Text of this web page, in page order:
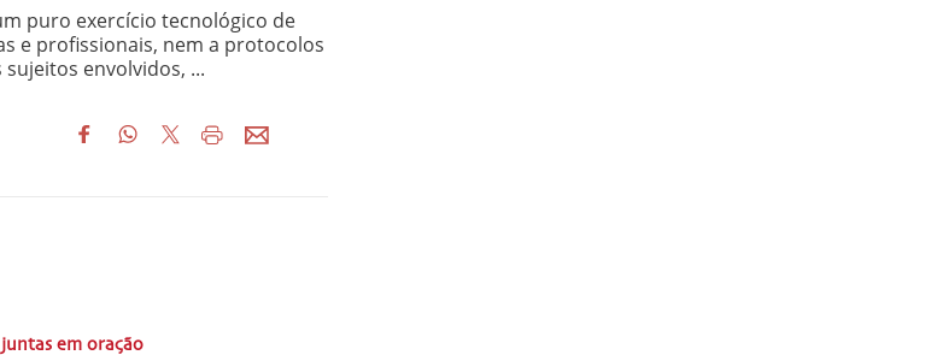
puro exercício tecnológico de
e profissionais, nem a protocolos
envolvidos, ...
em oração